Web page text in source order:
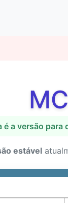
é a versão
estável